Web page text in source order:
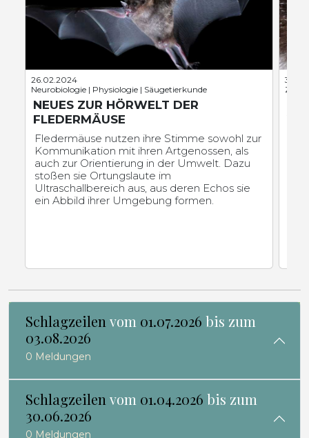
26.02.2024
Neurobiologie | Physiologie | Säugetierkunde
NEUES ZUR HÖRWELT DER
FLEDERMÄUSE
Fledermäuse nutzen ihre Stimme sowohl zur
Kommunikation mit ihren Artgenossen, als
auch zur Orientierung in der Umwelt. Dazu
stoßen sie Ortungslaute im
Ultraschallbereich aus, aus deren Echos sie
ein Abbild ihrer Umgebung formen.
Schlagzeilenvom 01.07.2026 bis zum
03.08.2026
0 Meldungen
Schlagzeilenvom 01.04.2026 bis zum
30.06.2026
0 Meldungen